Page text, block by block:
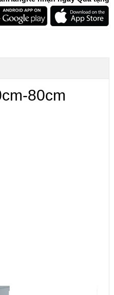
80cm
Bình đựng nước giữ
nhiệt Inox 304 Lebenl..
399.000 ₫
329.000 ₫